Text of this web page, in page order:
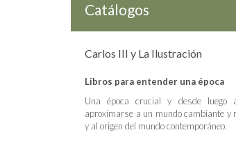
Catálogos
Carlos III y La Ilustración
Libros para entender una época
Una época crucial y desde luego
aproximarse a un mundo cambiante y
y al origen del mundo contemporáneo.